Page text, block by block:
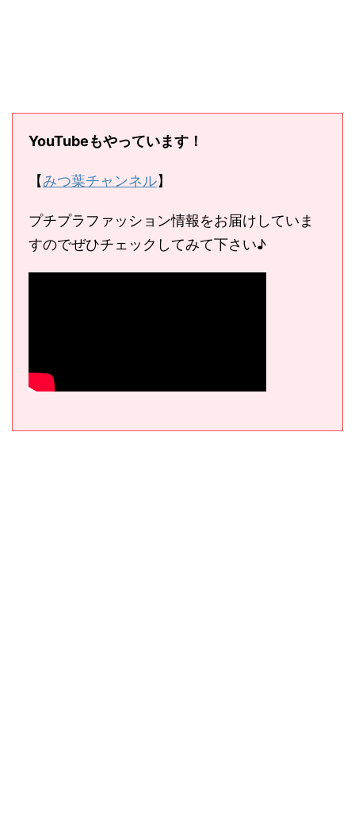
YouTubeもやっています！
【みつ葉チャンネル】
プチプラファッション情報をお届けしていま
すのでぜひチェックしてみて下さい♪